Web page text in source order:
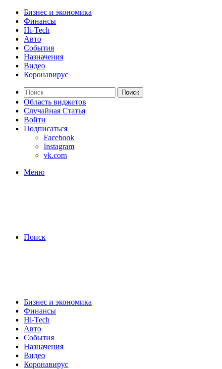
Бизнес и экономика
Финансы
Hi-Tech
Авто
События
Назначения
Видео
Коронавирус
Поиск
Область виджетов
Случайная Статья
Войти
Подписаться
Facebook
Instagram
vk.com
Меню
Поиск
Бизнес и экономика
Финансы
Hi-Tech
Авто
События
Назначения
Видео
Коронавирус